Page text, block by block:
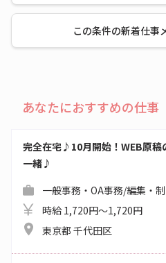
この条件の新着仕事
あなたにおすすめの仕事
完全在宅♪10月開始！WEB原
一緒♪
一般事務・OA事務/編集・
時給 1,720円～1,720円
東京都 千代田区